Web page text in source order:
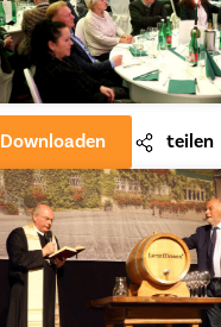
Downloaden teilen